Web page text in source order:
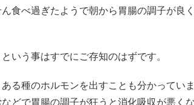
食べ過ぎたようで朝から胃腸の調子が良
いう事はすでにご存知のはずです。
る種のホルモンを出すことも分かってい
どで胃腸の調子が狂うと消化吸収が悪く